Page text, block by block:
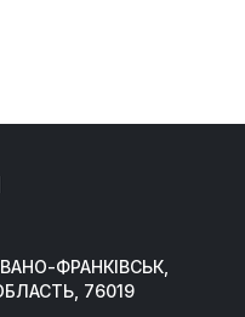
ФРАНКІВСЬК,
76019